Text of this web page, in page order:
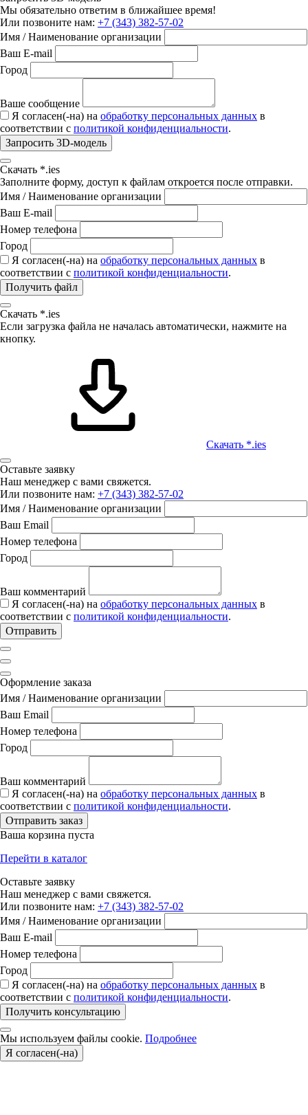
Мы обязательно ответим в ближайшее время!
Или позвоните нам: +7 (343) 382-57-02
Имя / Наименование организации
Ваш E-mail
Город
Ваше сообщение
Я согласен(-на) на обработку персональных данных в
соответствии с политикой конфиденциальности.
Запросить 3D-модель
Скачать *.ies
Заполните форму, доступ к файлам откроется после отправки.
Имя / Наименование организации
Ваш E-mail
Номер телефона
Город
Я согласен(-на) на обработку персональных данных в
соответствии с политикой конфиденциальности.
Получить файл
Скачать *.ies
Если загрузка файла не началась автоматически, нажмите на
кнопку.
Скачать *.ies
Оставьте заявку
Наш менеджер с вами свяжется.
Или позвоните нам: +7 (343) 382-57-02
Имя / Наименование организации
Ваш Email
Номер телефона
Город
Ваш комментарий
Я согласен(-на) на обработку персональных данных в
соответствии с политикой конфиденциальности.
Отправить
Оформление заказа
Имя / Наименование организации
Ваш Email
Номер телефона
Город
Ваш комментарий
Я согласен(-на) на обработку персональных данных в
соответствии с политикой конфиденциальности.
Отправить заказ
Ваша корзина пуста
Перейти в каталог
Оставьте заявку
Наш менеджер с вами свяжется.
Или позвоните нам: +7 (343) 382-57-02
Имя / Наименование организации
Ваш E-mail
Номер телефона
Город
Я согласен(-на) на обработку персональных данных в
соответствии с политикой конфиденциальности.
Получить консультацию
Мы используем файлы cookie. Подробнее
Я согласен(-на)